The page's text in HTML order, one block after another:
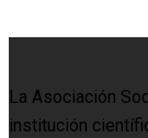
La Asociación
institución